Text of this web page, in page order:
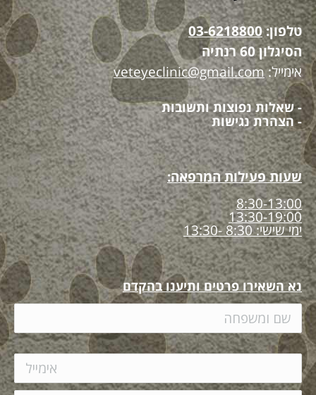
טלפון:03-6218800
הסיגלון 60 רנתיה
אימייל:veteyeclinic@gmail.com
- שאלות נפוצות ותשובות
- הצהרת נגישות
שעות פעילות המרפאה:
8:30-13:00
13:30-19:00
ימי שישי: 8:30 -13:30
נא השאירו פרטים ותיענו בהקדם